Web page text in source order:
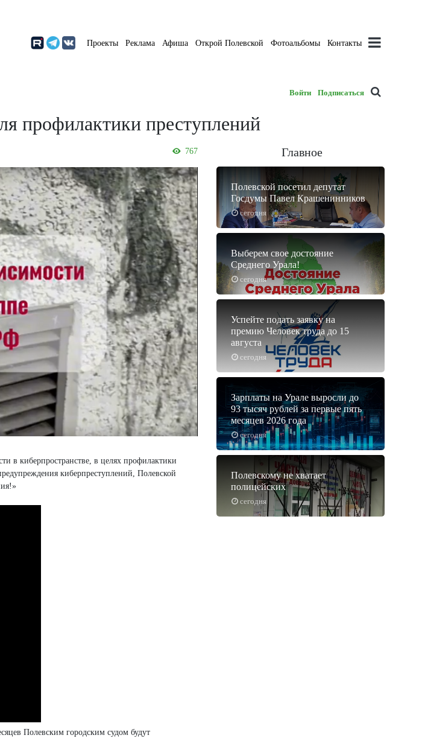
Проекты Реклама Афиша Открой Полевской Фотоальбомы Контакты
Войти Подписаться
профилактики преступлений
767
в киберпространстве, в целях профилактики
киберпреступлений, Полевской
Полевским городским судом будут
Главное
сегодня
Полевской посетил депутат
Госдумы Павел Крашенинников
сегодня
Выберем свое достояние
Среднего Урала!
сегодня
Успейте подать заявку на
премию Человек труда до 15
августа
сегодня
Зарплаты на Урале выросли до
93 тысяч рублей за первые пять
месяцев 2026 года
сегодня
Полевскому не хватает
полицейских